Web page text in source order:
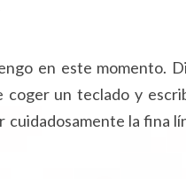
en este momento.
un teclado y
cuidadosamente la fina